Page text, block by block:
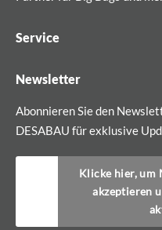
Service
Newsletter
Abonnieren Sie den
DESABAU für exklusive
Klicke hier, um
akzeptieren